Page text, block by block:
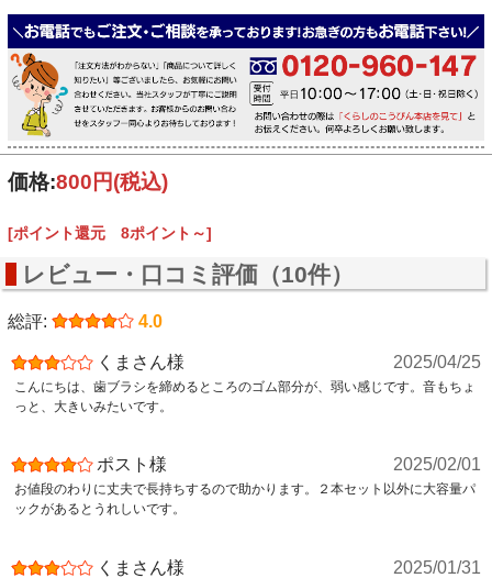
価格:800円(税込)
[ポイント還元 8ポイント～]
レビュー・口コミ評価（10件）
総評: 4.0
くまさん様 2025/04/25
こんにちは、歯ブラシを締めるところのゴム部分が、弱い感じです。音もちょ
っと、大きいみたいです。
ポスト様 2025/02/01
お値段のわりに丈夫で長持ちするので助かります。２本セット以外に大容量パ
ックがあるとうれしいです。
くまさん様 2025/01/31